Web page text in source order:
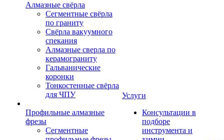
Алмазные свёрла
Сегментные свёрла
по граниту
Свёрла вакуумного
спекания
Алмазные сверла по
керамограниту
Гальванические
коронки
Тонкостенные свёрла
для ЧПУ
Профильные алмазные
фрезы
Сегментные
Услуги
Консультации в
подборе
инструмента и